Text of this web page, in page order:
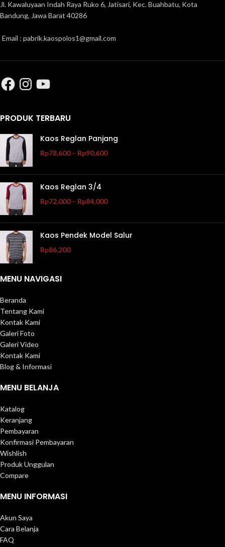
Jl. Kawaluyaan Indah Raya Ruko 6, Jatisari, Kec. Buahbatu, Kota
Bandung, Jawa Barat 40286
Email : pabrik.kaospolos1@gmail.com
PRODUK TERBARU
Kaos Reglan Panjang
Rp78,600 – Rp90,600
Kaos Reglan 3/4
Rp72,000 – Rp84,000
Kaos Pendek Model Salur
Rp86,200
MENU NAVIGASI
Beranda
Tentang Kami
Kontak Kami
Galeri Foto
Galeri Video
Kontak Kami
Blog & Informasi
MENU BELANJA
Katalog
Keranjang
Pembayaran
Konfirmasi Pembayaran
Wishlish
Produk Unggulan
Compare
MENU INFORMASI
Akun Saya
Cara Belanja
FAQ